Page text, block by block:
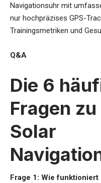
Navigationsuhr mit
nur hochpräzises GPS-
Trainingsmetriken und
Q&A
Die 6
Fragen
Solar
Frage 1: Wie